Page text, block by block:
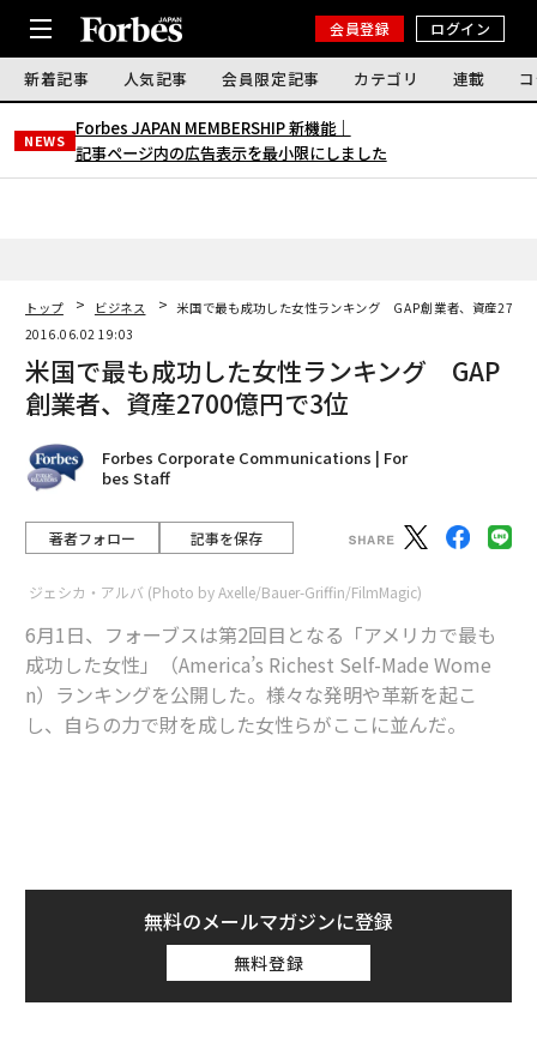
会員登録 ログイン
新着記事 人気記事 会員限定記事 カテゴリ 連載
NEWS
Forbes JAPAN MEMBERSHIP 新機能｜
記事ページ内の広告表示を最小限にしました
トップ ビジネス
米国で最も成功した女性ランキング GAP創業者、資産2700
2016.06.02 19:03
米国で最も成功した女性ランキング GAP
創業者、資産2700億円で3位
Forbes Corporate Communications | For
bes Staff
著者フォロー 記事を保存
ジェシカ・アルバ (Photo by Axelle/Bauer-Griffin/FilmMagic)
6月1日、フォーブスは第2回目となる「アメリカで最も
成功した女性」（America’s Richest Self-Made Wome
n）ランキングを公開した。様々な発明や革新を起こ
し、自らの力で財を成した女性らがここに並んだ。
ダイアン・ヘンドリックスで資産額は49億ドル（約5,35
2億円）。続いてTV司会者のオプラ・ウィンフリー
億ドル（約3,386億円）で2位。夫とGapを創業したドリ
ス・フィッシャーとエピックシステムズのジュディー・
フォークナーがともに24億ドル（約2,662億円）で3位に
無料のメールマガジンに登録
無料登録